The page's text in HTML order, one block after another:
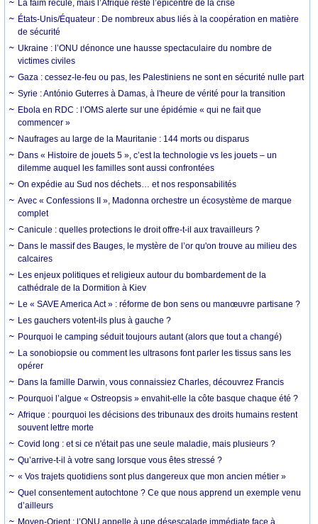
La faim recule, mais l’Afrique reste l’épicentre de la crise
États-Unis/Équateur : De nombreux abus liés à la coopération en matière
de sécurité
Ukraine : l’ONU dénonce une hausse spectaculaire du nombre de
victimes civiles
Gaza : cessez-le-feu ou pas, les Palestiniens ne sont en sécurité nulle part
Syrie : António Guterres à Damas, à l'heure de vérité pour la transition
Ebola en RDC : l’OMS alerte sur une épidémie « qui ne fait que
commencer »
Naufrages au large de la Mauritanie : 144 morts ou disparus
Dans « Histoire de jouets 5 », c’est la technologie vs les jouets – un
dilemme auquel les familles sont aussi confrontées
On expédie au Sud nos déchets… et nos responsabilités
Avec « Confessions II », Madonna orchestre un écosystème de marque
complet
Canicule : quelles protections le droit offre-t-il aux travailleurs ?
Dans le massif des Bauges, le mystère de l’or qu'on trouve au milieu des
calcaires
Les enjeux politiques et religieux autour du bombardement de la
cathédrale de la Dormition à Kiev
Le « SAVE America Act » : réforme de bon sens ou manœuvre partisane ?
Les gauchers votent-ils plus à gauche ?
Pourquoi le camping séduit toujours autant (alors que tout a changé)
La sonobiopsie ou comment les ultrasons font parler les tissus sans les
opérer
Dans la famille Darwin, vous connaissiez Charles, découvrez Francis
Pourquoi l’algue « Ostreopsis » envahit-elle la côte basque chaque été ?
Afrique : pourquoi les décisions des tribunaux des droits humains restent
souvent lettre morte
Covid long : et si ce n'était pas une seule maladie, mais plusieurs ?
Qu’arrive-t-il à votre sang lorsque vous êtes stressé ?
« Vos trajets quotidiens sont plus dangereux que mon ancien métier »
Quel consentement autochtone ? Ce que nous apprend un exemple venu
d’ailleurs
Moyen-Orient : l’ONU appelle à une désescalade immédiate face à